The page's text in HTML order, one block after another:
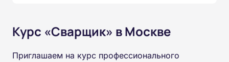
Курс «Сварщик» в Москве
Приглашаем на курс профессионального